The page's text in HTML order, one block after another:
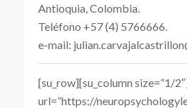
Antioquia, Colombia.
Teléfono +57 (4) 5766666.
e-mail:
[su_row][su_column size=”1/
url=”https://